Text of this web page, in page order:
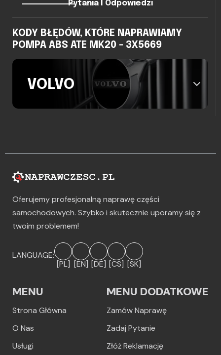
Pytania I Odpowiedzi
KODY BŁĘDÓW, KTÓRE NAPRAWIAMY
POMPA ABS ATE MK20 - 3X5669
VOLVO
Oferujemy profesjonalną naprawę części
samochodowych. Szybko i skutecznie uporamy się z
twoim problemem!
LANGUAGE:
[PL] [EN] [DE] [CS] [SK]
MENU
Strona Główna
O Nas
Usługi
MENU DODATKOWE
Zamów Naprawę
Zadaj Pytanie
Złóż Reklamację